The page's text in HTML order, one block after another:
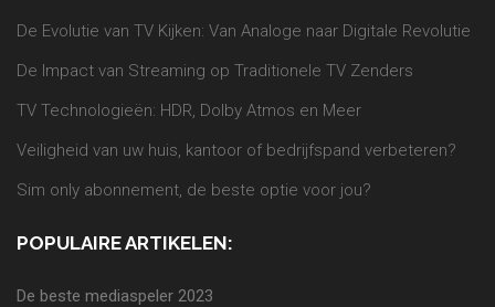
De Evolutie van TV Kijken: Van Analoge naar Digitale Revolutie
De Impact van Streaming op Traditionele TV Zenders
TV Technologieën: HDR, Dolby Atmos en Meer
Veiligheid van uw huis, kantoor of bedrijfspand verbeteren?
Sim only abonnement, de beste optie voor jou?
POPULAIRE ARTIKELEN:
De beste mediaspeler 2023